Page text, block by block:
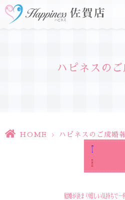
ハピネスの
HOME > ハピネスのご成婚
T
H
結婚が決まり嬉しい気持ちで一